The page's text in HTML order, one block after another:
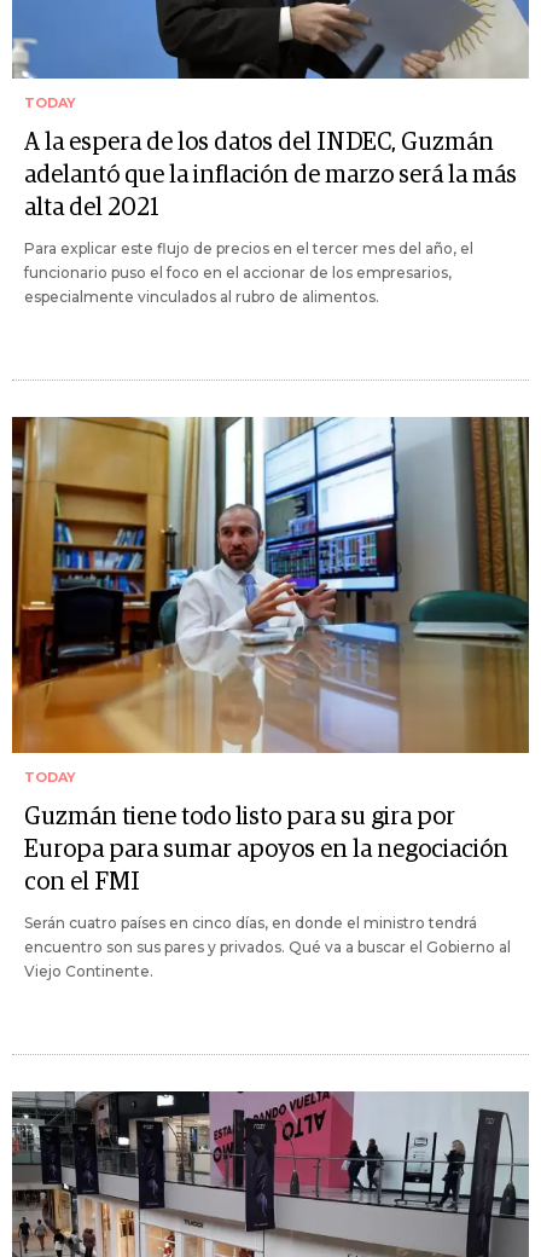
TODAY
A la espera de los datos del INDEC, Guzmán
adelantó que la inflación de marzo será la más
alta del 2021
Para explicar este flujo de precios en el tercer mes del año, el
funcionario puso el foco en el accionar de los empresarios,
especialmente vinculados al rubro de alimentos.
TODAY
Guzmán tiene todo listo para su gira por
Europa para sumar apoyos en la negociación
con el FMI
Serán cuatro países en cinco días, en donde el ministro tendrá
encuentro son sus pares y privados. Qué va a buscar el Gobierno al
Viejo Continente.